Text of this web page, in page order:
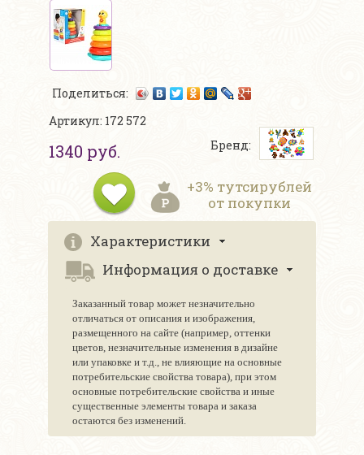
Поделиться:
Артикул: 172 572
1340 руб. Бренд:
+3% тутсирублей
от покупки
Характеристики
Информация о доставке
Заказанный товар может незначительно
отличаться от описания и изображения,
размещенного на сайте (например, оттенки
цветов, незначительные изменения в дизайне
или упаковке и т.д., не влияющие на основные
потребительские свойства товара), при этом
основные потребительские свойства и иные
существенные элементы товара и заказа
остаются без изменений.